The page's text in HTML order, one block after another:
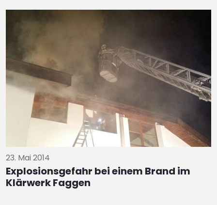
23. Mai 2014
Explosionsgefahr bei einem Brand im
Klärwerk Faggen